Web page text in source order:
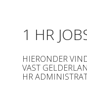
1 HR
HIERONDER
VAST
HR